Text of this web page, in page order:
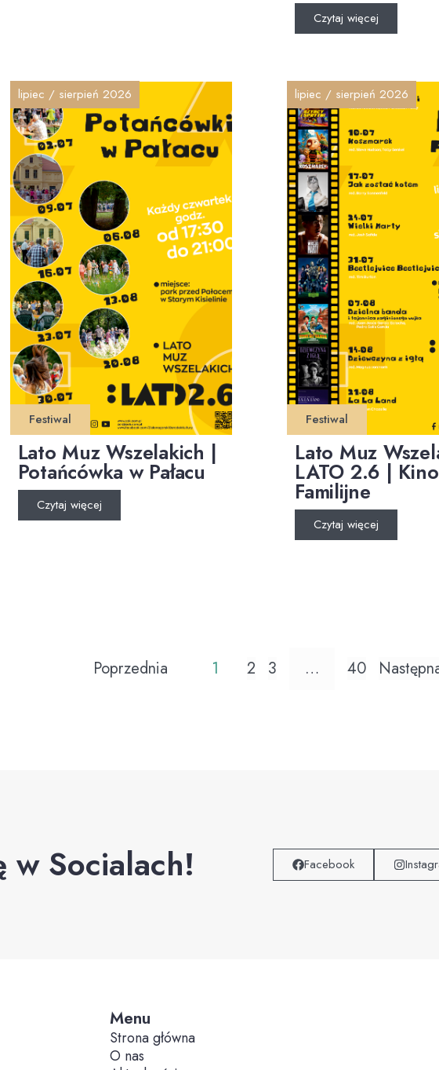
Czytaj więcej
lipiec / sierpień 2026
Festiwal
Lato Muz Wszelakich |
Potańcówka w Pałacu
Czytaj więcej
lipiec / sierpień 2026
Festiwal
Lato Muz
LATO 2.6 | Kino
Familijne
Czytaj więcej
Poprzednia 1 2 3 … 40
w Socialach! Facebook
Menu
Strona główna
O nas